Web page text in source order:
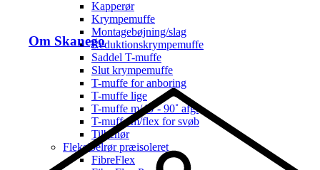
Om Skanego
Kapperør
Krympemuffe
Montagebøjning/slag
Reduktionskrympemuffe
Saddel T-muffe
Slut krympemuffe
T-muffe for anboring
T-muffe lige
T-muffe m/45˚- 90˚ afg.
T-muffe m/flex for svøb
Tilbehør
Fleksibelrør præisoleret
FibreFlex